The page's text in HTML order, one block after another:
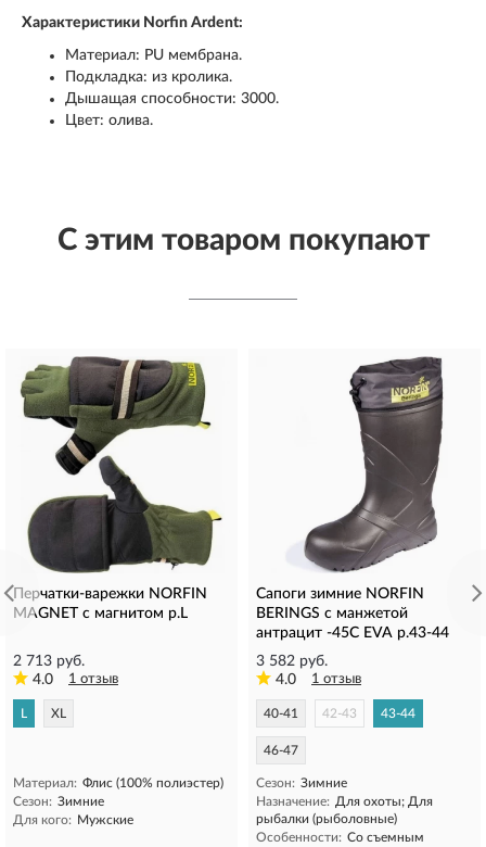
Характеристики Norfin Ardent:
Материал: PU мембрана.
Подкладка: из кролика.
Дышащая способности: 3000.
Цвет: олива.
С этим товаром покупают
Перчатки-варежки NORFIN
MAGNET с магнитом р.L
2 713 руб.
4.0
1 отзыв
L XL
Материал: Флис (100% полиэстер)
Сезон: Зимние
Для кого: Мужские
Сапоги зимние NORFIN
BERINGS с манжетой
антрацит -45С EVA р.43-44
3 582 руб.
4.0
1 отзыв
40-41 42-43 43-44
46-47
Сезон: Зимние
Назначение: Для охоты; Для
рыбалки (рыболовные)
Особенности: Со съемным